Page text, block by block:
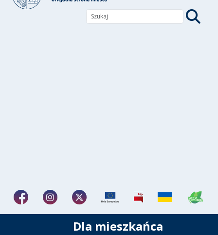
Dla mieszkańca